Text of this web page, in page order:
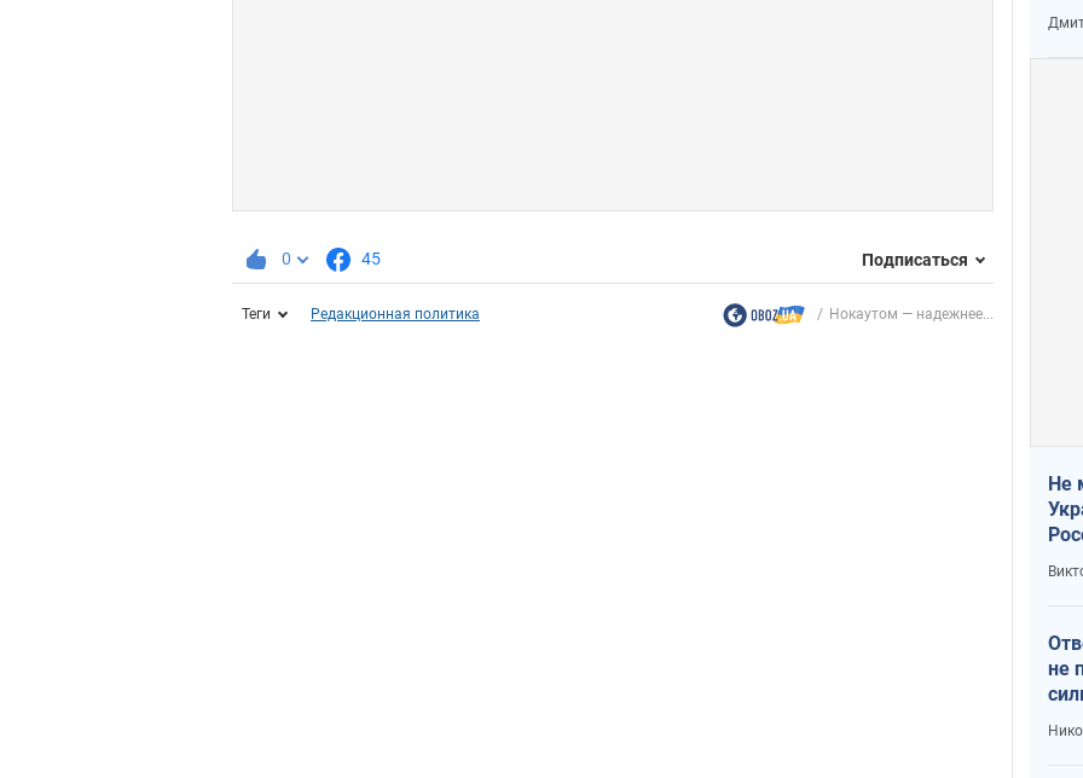
0 45 Подписаться
Теги Редакционная политика Нокаутом — надежнее...
Не
не